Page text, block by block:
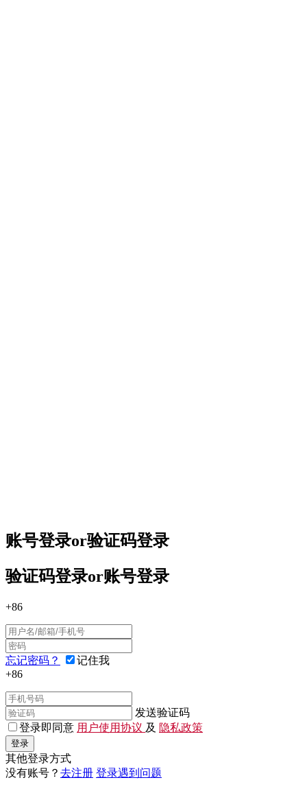
账号登录or验证码登录
验证码登录or账号登录
+86
忘记密码？
记住我
+86
发送验证码
登录即同意 用户使用协议 及 隐私政策
登录
其他登录方式
没有账号？ 去注册 登录遇到问题